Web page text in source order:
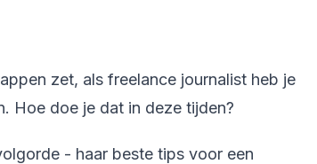
zet, als freelance journalist heb je
Hoe doe je dat in deze tijden?
- haar beste tips voor een